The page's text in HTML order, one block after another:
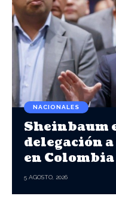
NACIONALES
Sheinbaum
delegación
en Colombia
5 AGOSTO, 2026